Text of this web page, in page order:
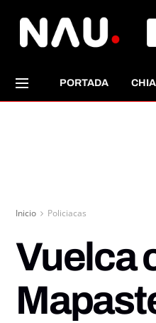
PORTADA
Inicio Policiacas
Vuelca